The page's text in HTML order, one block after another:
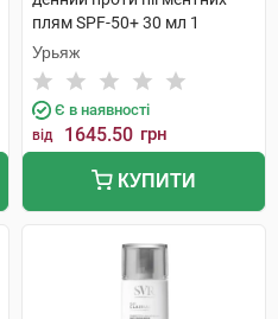
плям SPF-50+ 30 мл 1
флакон
Урьяж
Є в наявності
від 1645.50 грн
КУПИТИ